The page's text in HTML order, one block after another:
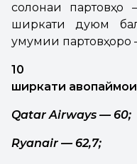
солонаи
ширкати дуюм
умумии партовҳоро
10
ширкати
Qatar Airways — 60;
Ryanair — 62,7;